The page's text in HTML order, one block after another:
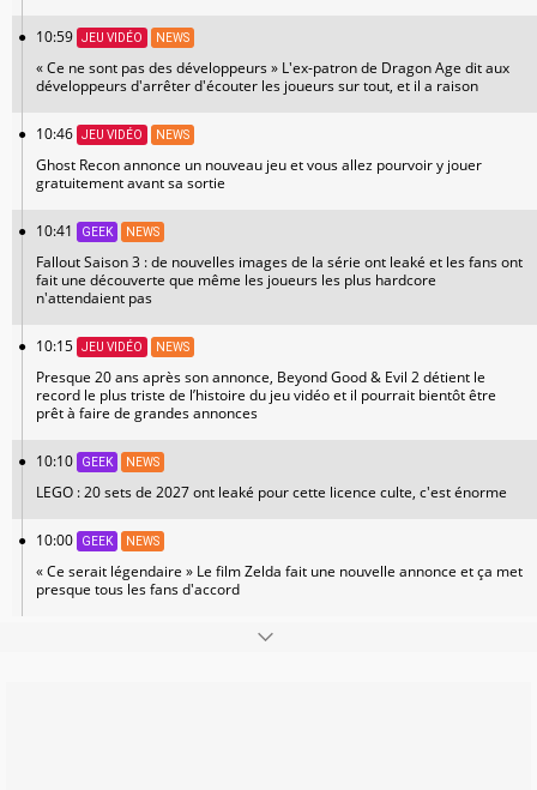
10:59 JEU VIDÉO NEWS
« Ce ne sont pas des développeurs » L'ex-patron de Dragon Age dit aux
développeurs d'arrêter d'écouter les joueurs sur tout, et il a raison
10:46 JEU VIDÉO NEWS
Ghost Recon annonce un nouveau jeu et vous allez pourvoir y jouer
gratuitement avant sa sortie
10:41 GEEK NEWS
Fallout Saison 3 : de nouvelles images de la série ont leaké et les fans ont
fait une découverte que même les joueurs les plus hardcore
n'attendaient pas
10:15 JEU VIDÉO NEWS
Presque 20 ans après son annonce, Beyond Good & Evil 2 détient le
record le plus triste de l’histoire du jeu vidéo et il pourrait bientôt être
prêt à faire de grandes annonces
10:10 GEEK NEWS
LEGO : 20 sets de 2027 ont leaké pour cette licence culte, c'est énorme
10:00 GEEK NEWS
« Ce serait légendaire » Le film Zelda fait une nouvelle annonce et ça met
presque tous les fans d'accord